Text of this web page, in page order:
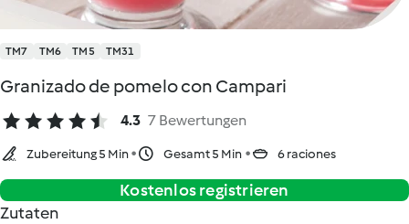
TM7 TM6 TM5 TM31
Granizado de pomelo con Campari
4.3 7 Bewertungen
Zubereitung 5 Min Gesamt 5 Min 6 raciones
Kostenlos registrieren
Zutaten